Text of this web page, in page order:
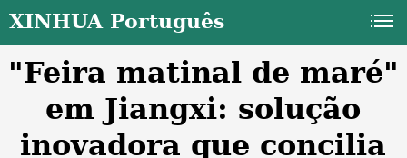
XINHUA Português
"Feira matinal de maré"
em Jiangxi: solução
inovadora que concilia